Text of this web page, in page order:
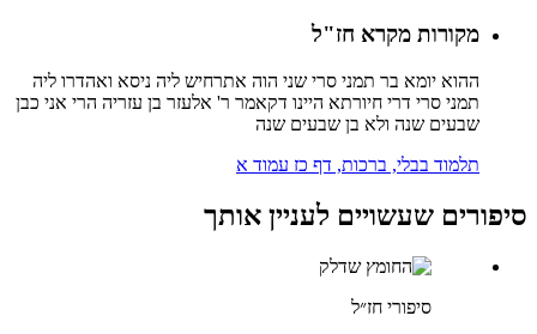
מקורות מקרא חז"ל
ההוא יומא בר תמני סרי שני הוה אתרחיש ליה ניסא ואהדרו ליה
תמני סרי דרי חיורתא היינו דקאמר ר' אלעזר בן עזריה הרי אני כבן
שבעים שנה ולא בן שבעים שנה
תלמוד בבלי, ברכות, דף כז עמוד א
סיפורים שעשויים לעניין אותך
סיפורי חז״ל